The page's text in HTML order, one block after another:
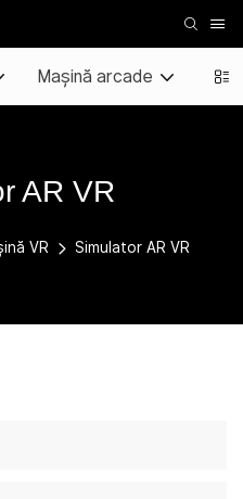
Mașină arcade
AR VR
VR Simulator AR VR